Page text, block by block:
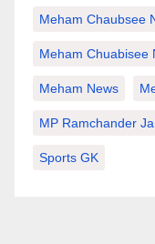
Meham Chaubsee
Meham Chuabisee
Meham News
MP Ramchander
Sports GK